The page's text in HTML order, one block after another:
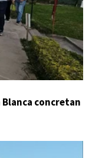
y se refirió
Blanca concretan